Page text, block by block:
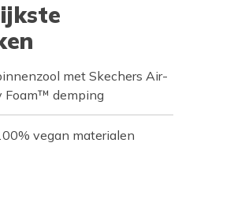
met Skechers Air-
Foam™ demping
vegan materialen